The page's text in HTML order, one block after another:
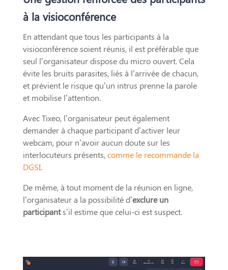
à la visioconférence
En attendant que tous les participants à la
visioconférence soient réunis, il est préférable que
seul l’organisateur dispose du micro ouvert. Cela
évite les bruits parasites, liés à l’arrivée de chacun,
et prévient le risque qu’un intrus prenne la parole
et mobilise l’attention.
Avec Tixeo, l’organisateur peut également
demander à chaque participant d’activer leur
webcam, pour n’avoir aucun doute sur les
interlocuteurs présents,comme le recommande la
DGSI.
De même, à tout moment de la réunion en ligne,
l’organisateur a la possibilité d’exclure un
participants’il estime que celui-ci est suspect.